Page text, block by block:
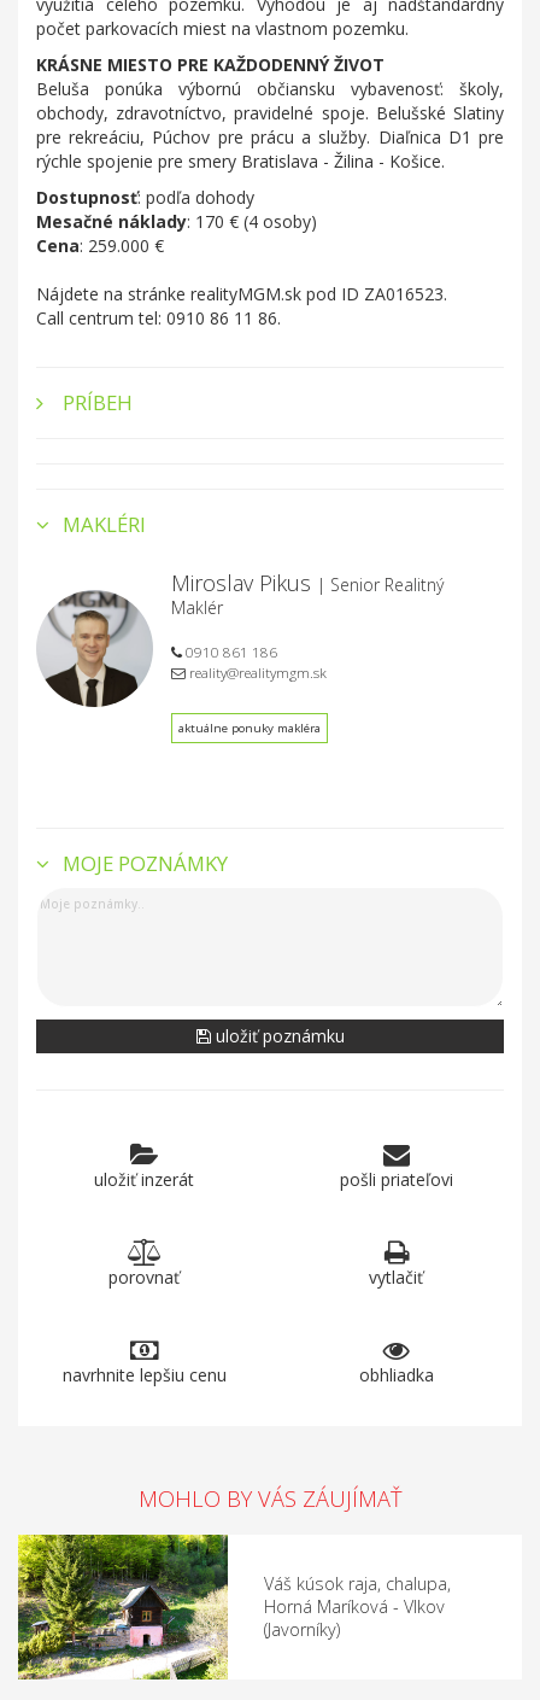
počet parkovacích miest na vlastnom pozemku.
KRÁSNE MIESTO PRE KAŽDODENNÝ ŽIVOT
Beluša ponúka výbornú občiansku vybavenosť: školy,
obchody, zdravotníctvo, pravidelné spoje. Belušské Slatiny
pre rekreáciu, Púchov pre prácu a služby. Diaľnica D1 pre
rýchle spojenie pre smery Bratislava - Žilina - Košice.
Dostupnosť: podľa dohody
Mesačné náklady: 170 € (4 osoby)
Cena: 259.000 €
Nájdete na stránke realityMGM.sk pod ID ZA016523.
Call centrum tel: 0910 86 11 86.
PRÍBEH
MAKLÉRI
Miroslav Pikus | Senior Realitný
Maklér
0910 861 186
reality@realitymgm.sk
aktuálne ponuky makléra
MOJE POZNÁMKY
uložiť poznámku
uložiť inzerát pošli priateľovi
porovnať vytlačiť
navrhnite lepšiu cenu obhliadka
MOHLO BY VÁS ZÁUJÍMAŤ
Váš kúsok raja, chalupa,
Horná Maríková - Vlkov
(Javorníky)